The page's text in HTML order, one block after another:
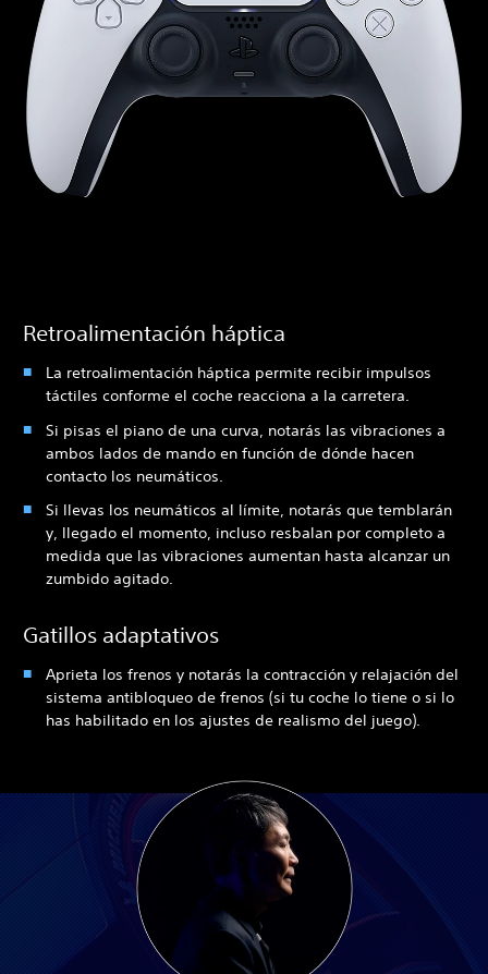
Retroalimentación háptica
La retroalimentación háptica permite recibir impulsos
táctiles conforme el coche reacciona a la carretera.
Si pisas el piano de una curva, notarás las vibraciones a
ambos lados de mando en función de dónde hacen
contacto los neumáticos.
Si llevas los neumáticos al límite, notarás que temblarán
y, llegado el momento, incluso resbalan por completo a
medida que las vibraciones aumentan hasta alcanzar un
zumbido agitado.
Gatillos adaptativos
Aprieta los frenos y notarás la contracción y relajación del
sistema antibloqueo de frenos (si tu coche lo tiene o si lo
has habilitado en los ajustes de realismo del juego).